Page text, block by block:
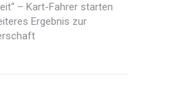
– Kart-Fahrer starten
Ergebnis zur